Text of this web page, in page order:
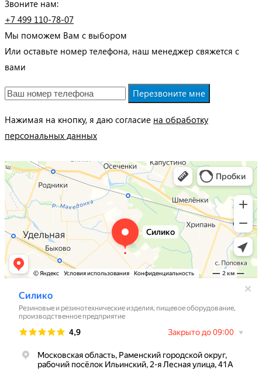
Звоните нам:
+7 499 110-78-07
Мы поможем Вам с выбором
Или оставьте номер телефона, наш менеджер свяжется с
вами
Перезвоните мне
Нажимая на кнопку, я даю согласие на обработку
персональных данных